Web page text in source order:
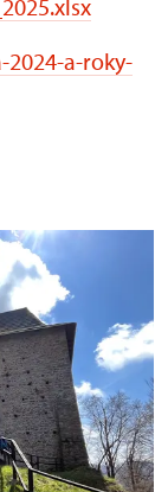
a-roky-